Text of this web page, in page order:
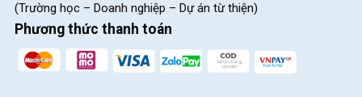
(Trường học – Doanh nghiệp – Dự án từ thiện)
Phương thức thanh toán